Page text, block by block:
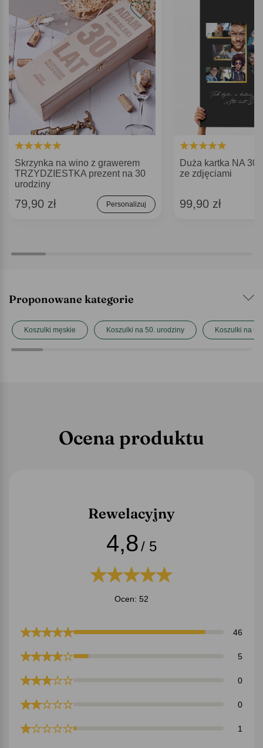
Skrzynka na wino z grawerem
TRZYDZIESTKA prezent na 30
urodziny
79,90 zł Personalizuj
Duża kartka NA 30
ze zdjęciami
99,90 zł
Proponowane kategorie
Koszulki męskie Koszulki na 50. urodziny Koszulki na
Ocena produktu
Rewelacyjny
4,8/ 5
Ocen: 52
46
5
0
0
1